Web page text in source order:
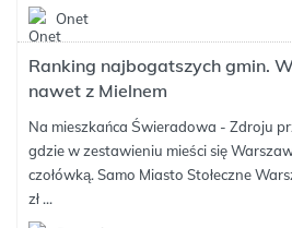
Onet
Ranking najbogatszych gmin.
nawet z Mielnem
Na mieszkańca Świeradowa - Zdroju
gdzie w zestawieniu mieści się
czołówką. Samo Miasto Stołeczne
zł ...